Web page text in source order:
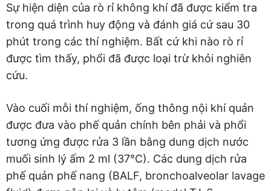
Sự hiện diện của rò rỉ không khí đã được kiểm tra
trong quá trình huy động và đánh giá cứ sau 30
phút trong các thí nghiệm. Bất cứ khi nào rò rỉ
được tìm thấy, phổi đã được loại trừ khỏi nghiên
cứu.
Vào cuối mỗi thí nghiệm, ống thông nội khí quản
được đưa vào phế quản chính bên phải và phổi
tương ứng được rửa 3 lần bằng dung dịch nước
muối sinh lý ấm 2 ml (37°C). Các dung dịch rửa
phế quản phế nang (BALF, bronchoalveolar lavage